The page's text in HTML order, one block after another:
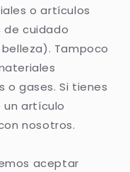
o artículos
de cuidado
Tampoco
o gases. Si tienes
un artículo
nosotros.
aceptar